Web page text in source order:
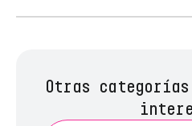
Otras